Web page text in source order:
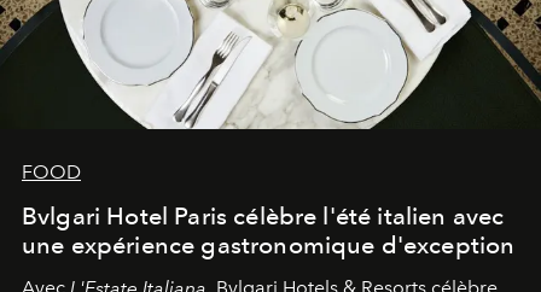
FOOD
Bvlgari Hotel Paris célèbre l'été italien avec
une expérience gastronomique d'exception
Avec L'Estate Italiana, Bvlgari Hotels & Resorts célèbre